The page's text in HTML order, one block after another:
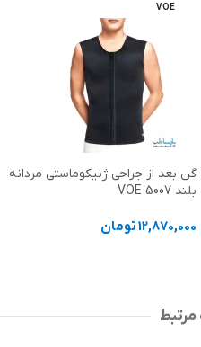
-11%
بالش پشت گردنی طبی مموری فوم
هریس Heris
3,870,000تومان3,432,000
مرتبط